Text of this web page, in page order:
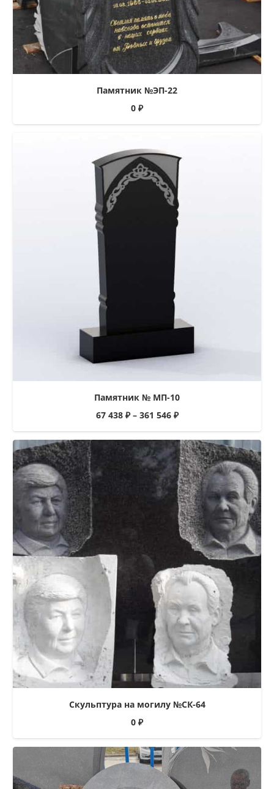
Памятник №ЭП-22
0 ₽
Памятник № МП-10
67 438 ₽– 361 546 ₽
Скульптура на могилу №СК-64
0 ₽